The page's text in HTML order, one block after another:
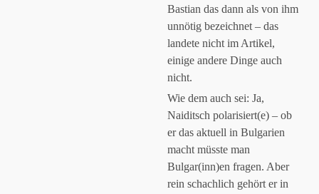
Bastian das dann als von ihm
unnötig bezeichnet – das
landete nicht im Artikel,
einige andere Dinge auch
nicht.
Wie dem auch sei: Ja,
Naiditsch polarisiert(e) – ob
er das aktuell in Bulgarien
macht müsste man
Bulgar(inn)en fragen. Aber
rein schachlich gehört er in